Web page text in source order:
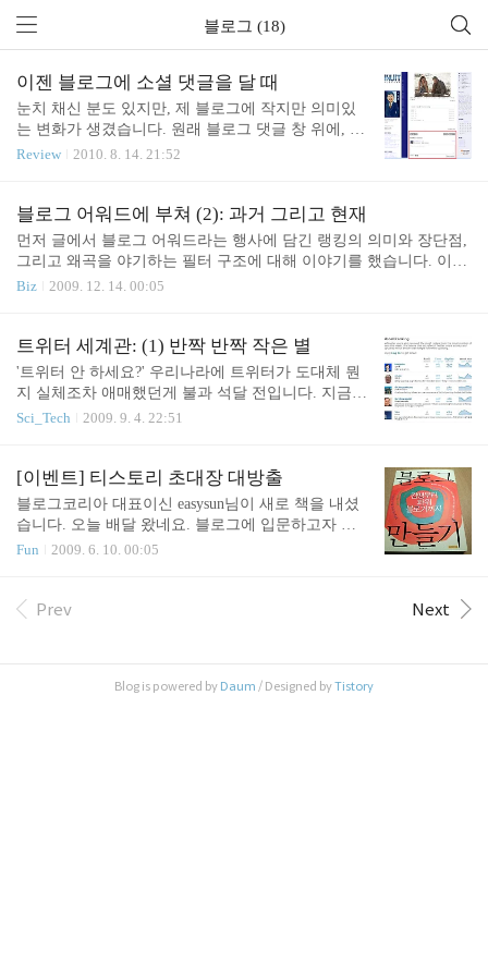
블로그 (18)
이젠 블로그에 소셜 댓글을 달 때
눈치 채신 분도 있지만, 제 블로그에 작지만 의미있
는 변화가 생겼습니다. 원래 블로그 댓글 창 위에, dis
qus 댓글창을 달았지요. It's SNS times! SNS 시대입니
로 거듭나서, 다시 대한민국을 강타하는 페이스북을
보면 새삼스러운 여러 느낌이 듭니다. 게다가 트위터
로 대변되는 거센 소셜 네트워크의 물결을 보면 블로
히 느낍니다. Twitter kills blog stars 심지어, 제 블로그
오래된 세월 덕에 많은 고정 이웃블로거 분들, 4천 정
도로 추산되는 RSS 구독자분들과 함께 하고 있습니
다..
Review 2010. 8. 14. 21:52
블로그 어워드에 부쳐 (2): 과거 그리고 현재
먼저 글에서 블로그 어워드라는 행사에 담긴 랭킹의 의미와 장단점,
그리고 왜곡을 야기하는 필터 구조에 대해 이야기를 했습니다. 이번
에는 블로그 랭킹 자체의 시간적 흐름을 읽어 봅니다. Allblog in attac
체나 기관이 많아지면서 랭킹의 양산 시대에 돌입하기도 합니다. 올
블 Top 100 자체도 사용자가 많아지면서 이상 기류가 생깁니다. 블
로거가 많아지면서 당연히 랭킹에 드는 100명의 숫자는 상대적 희소
성이 커지고, 불균형의 비대칭성이 확대됩니다. 때 마침 블로그 상업
화의 초기 상태랑 물리면서 랭킹산정에 격렬한 비판자들이 늘었습
Biz 2009. 12. 14. 00:05
트위터 세계관: (1) 반짝 반짝 작은 별
'트위터 안 하세요?' 우리나라에 트위터가 도대체 뭔
지 실체조차 애매했던게 불과 석달 전입니다. 지금
트위터는 일단 알려지는데까지는 성공한듯 합니다.
witter stars?재미삼아 이야기해 보죠. 우리나라에서
가장 유명한 트위터 사용자는 누구일까요? 하나의 랭
킹 시스템인 트위토스터에서는 이외수님(@oisoo)과
다. 트위토스터가 공신력 있느냐는 차치하고, 우리나
이견이 없을겁니다. Ultimate match저야 액티브 트위
터리안도 아니고, 랭킹 자체를 가볍게 여기니 별무관
Sci_Tech 2009. 9. 4. 22:51
[이벤트] 티스토리 초대장 대방출
블로그코리아 대표이신 easysun님이 새로 책을 내셨
습니다. 오늘 배달 왔네요. 블로그에 입문하고자 하
는 사람을 위한 자세한 해설서입니다. '블로그 만들
로거 만들기'란 주제에 관심이 있었다죠. ;; 제가 오프
는 올블 대표 하늘이님도 추천사를 썼네요. 원래 두
Fun 2009. 6. 10. 00:05
Prev Next
Blog is powered by Daum / Designed byTistory